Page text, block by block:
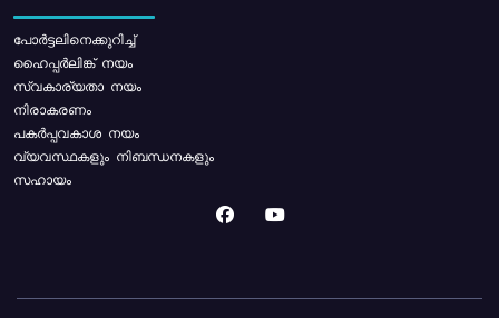
പോര്‍ട്ടലിനെക്കുറിച്ച്
ഹൈപ്പർലിങ്ക് നയം
സ്വകാര്യതാ നയം
നിരാകരണം
പകർപ്പവകാശ നയം
വ്യവസ്ഥകളും നിബന്ധനകളും
സഹായം